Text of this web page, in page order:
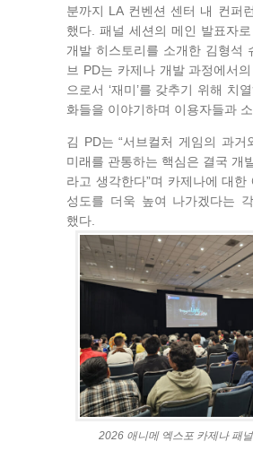
분까지 LA 컨벤션 센터 내 컨퍼
했다. 패널 세션의 메인 발표자
개발 히스토리를 소개한 김형석
브 PD는 카제나 개발 과정에서
으로서 ‘재미’를 갖추기 위해 치
화들을 이야기하며 이용자들과
김 PD는 “서브컬처 게임의 과거
미래를 관통하는 핵심은 결국 개
라고 생각한다”며 카제나에 대
성도를 더욱 높여 나가겠다는
했다.
2026 애니메 엑스포 카제나 패